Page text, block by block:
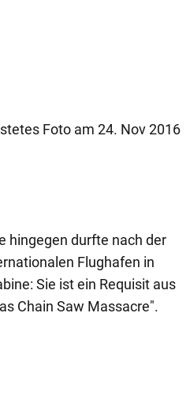
Foto am 24. Nov 2016
hingegen durfte nach der
Flughafen in
Sie ist ein Requisit aus
Chain Saw Massacre".